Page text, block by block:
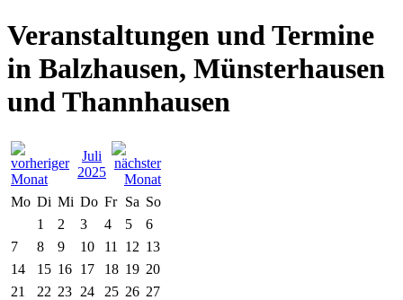
Veranstaltungen und Termine
in Balzhausen, Münsterhausen
und Thannhausen
Juli
2025
Mo Di Mi Do Fr Sa So
1
2 3 4 5
6
7
8 9 10 11 12 13
14
15 16 17 18 19 20
21
22 23 24 25 26 27